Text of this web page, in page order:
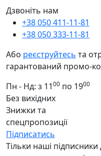
Дзвоніть нам
+38 050 411-11-81
+38 050 333-11-81
Або реєструйтесь та
гарантований промо-
Пн - Нд: з 1100 по 1900
Без вихідних
Знижки та
спецпропозиції
Підписатись
Тільки наші